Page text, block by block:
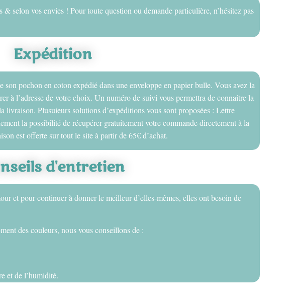
selon vos envies ! Pour toute question ou demande particulière, n’hésitez pas
Expédition
son pochon en coton expédié dans une enveloppe en papier bulle. Vous avez la
à l’adresse de votre choix. Un numéro de suivi vous permettra de connaitre la
livraison. Plusuieurs solutions d’expéditions vous sont proposées : Lettre
la possibilité de récupérer gratuitement votre commande directement à la
est offerte sur tout le site à partir de 65€ d’achat.
d'entretien
et pour continuer à donner le meilleur d’elles-mêmes, elles ont besoin de
des couleurs, nous vous conseillons de :
et de l’humidité.